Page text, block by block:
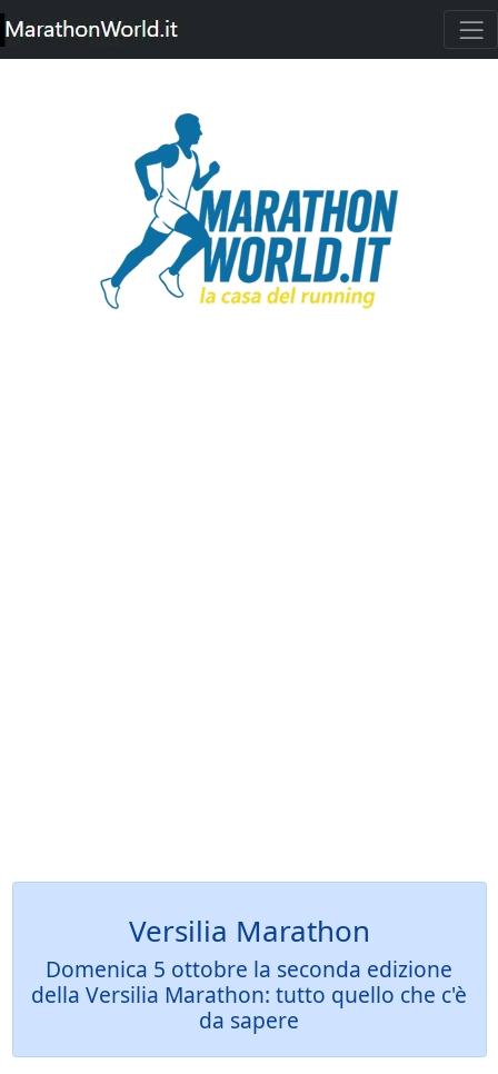
Versilia Marathon
Domenica 5 ottobre la seconda edizione
della Versilia Marathon: tutto quello che c'è
da sapere